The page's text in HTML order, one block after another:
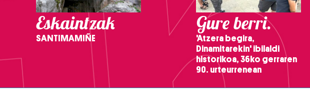
Eskaintzak
SANTIMAMIÑE
Gure berri.
'Atzera begira,
Dinamitarekin' ibilaldi
historikoa, 36ko gerraren
90. urteurrenean